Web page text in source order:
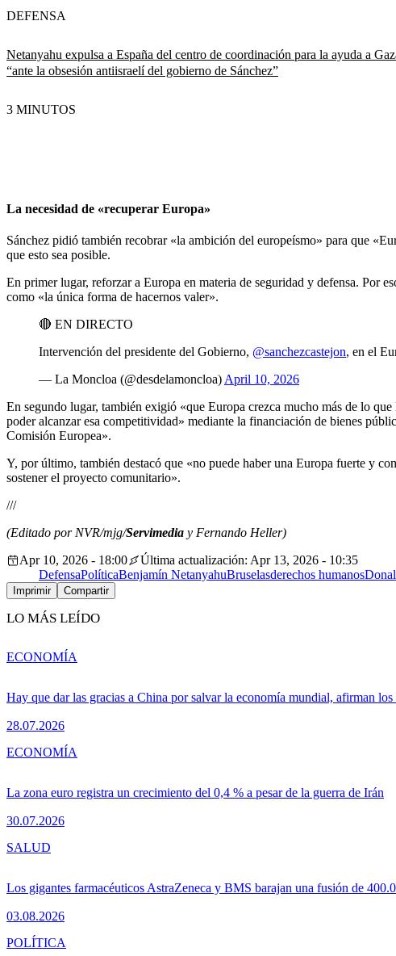
Netanyahu expulsa a España del centro de coordinación para la ayuda a
“ante la obsesión antiisraelí del gobierno de Sánchez”
DEFENSA
3 MINUTOS
La necesidad de «recuperar Europa»
Sánchez pidió también recobrar «la ambición del europeísmo» para que
que esto sea posible.
En primer lugar, reforzar a Europa en materia de seguridad y defensa. Por
como «la única forma de hacernos valer».
🔴 EN DIRECTO
Intervención del presidente del Gobierno, @sanchezcastejon, en el
— La Moncloa (@desdelamoncloa) April 10, 2026
En segundo lugar, también exigió «que Europa crezca mucho más de lo
poder alcanzar esa competitividad» mediante la financiación de bienes
Comisión Europea».
Y, por último, también destacó que «no puede haber una Europa fuerte y
sostener el proyecto comunitario».
///
(Editado por NVR/mjg/Servimedia y Fernando Heller)
Apr 10, 2026 - 18:00
Última actualización: Apr 13, 2026 - 10:35
DefensaPolíticaBenjamín NetanyahuBruselasderechos humanos
Imprimir Compartir
LO MÁS LEÍDO
Hay que dar las gracias a China por salvar la economía mundial, afirman
28.07.2026
ECONOMÍA
La zona euro registra un crecimiento del 0,4 % a pesar de la guerra de Irán
30.07.2026
ECONOMÍA
Los gigantes farmacéuticos AstraZeneca y BMS barajan una fusión de
03.08.2026
SALUD
POLÍTICA